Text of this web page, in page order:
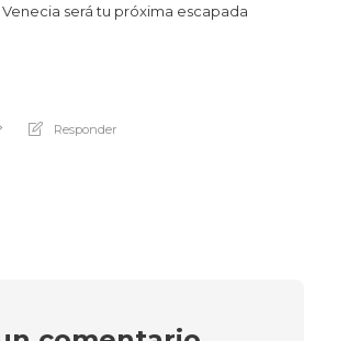
será tu próxima escapada
Responder